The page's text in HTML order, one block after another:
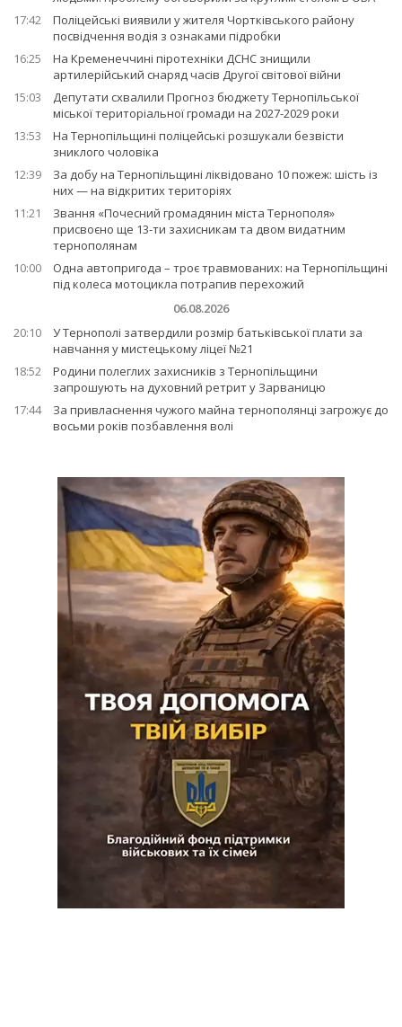
17:42
Поліцейські виявили у жителя Чортківського району
посвідчення водія з ознаками підробки
16:25
На Кременеччині піротехніки ДСНС знищили
артилерійський снаряд часів Другої світової війни
15:03
Депутати схвалили Прогноз бюджету Тернопільської
міської територіальної громади на 2027-2029 роки
13:53
На Тернопільщині поліцейські розшукали безвісти
зниклого чоловіка
12:39
За добу на Тернопільщині ліквідовано 10 пожеж: шість із
них — на відкритих територіях
11:21
Звання «Почесний громадянин міста Тернополя»
присвоєно ще 13-ти захисникам та двом видатним
тернополянам
10:00
Одна автопригода – троє травмованих: на Тернопільщині
під колеса мотоцикла потрапив перехожий
06.08.2026
20:10
У Тернополі затвердили розмір батьківської плати за
навчання у мистецькому ліцеї №21
18:52
Родини полеглих захисників з Тернопільщини
запрошують на духовний ретрит у Зарваницю
17:44
За привласнення чужого майна тернополянці загрожує до
восьми років позбавлення волі